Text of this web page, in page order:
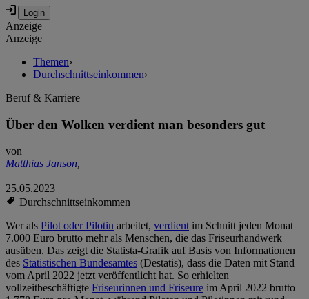
Anzeige
Anzeige
Themen›
Durchschnittseinkommen›
Beruf & Karriere
Über den Wolken verdient man besonders gut
von
Matthias Janson,
25.05.2023
Durchschnittseinkommen
Wer als Pilot oder Pilotin arbeitet, verdientim Schnitt jeden Monat
7.000 Euro brutto mehr als Menschen, die das Friseurhandwerk
ausüben. Das zeigt die Statista-Grafik auf Basis von Informationen
des Statistischen Bundesamtes (Destatis), dass die Daten mit Stand
vom April 2022 jetzt veröffentlicht hat. So erhielten
vollzeitbeschäftigte Friseurinnen und Friseure im April 2022 brutto